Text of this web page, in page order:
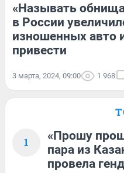
«Называть
в России
изношенных авто
привести
3 марта, 2024, 09:00 1 968
1
«Прошу
пара из
провела